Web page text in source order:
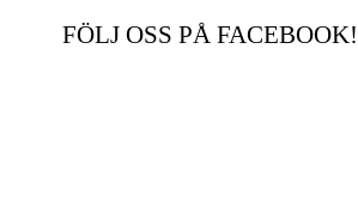
FÖLJ OSS PÅ FACEBOOK!